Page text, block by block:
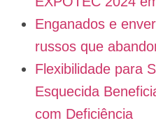
Enganados e
russos que
Flexibilidade para
Esquecida
com Deficiência